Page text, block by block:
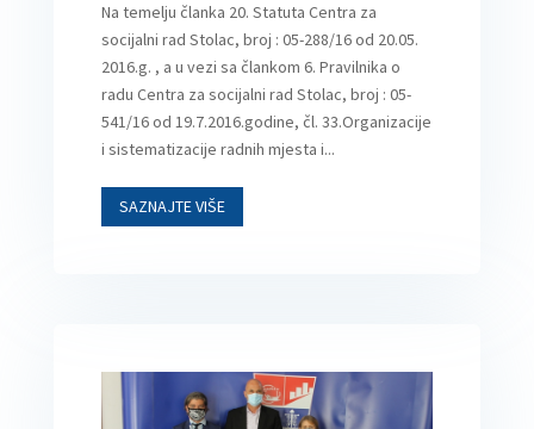
Na temelju članka 20. Statuta Centra za
socijalni rad Stolac, broj : 05-288/16 od 20.05.
2016.g. , a u vezi sa člankom 6. Pravilnika o
radu Centra za socijalni rad Stolac, broj : 05-
541/16 od 19.7.2016.godine, čl. 33.Organizacije
i sistematizacije radnih mjesta i...
SAZNAJTE VIŠE